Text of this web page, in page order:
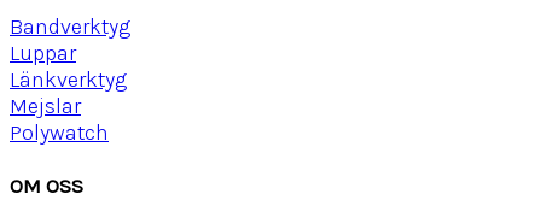
Bandverktyg
Luppar
Länkverktyg
Mejslar
Polywatch
OM OSS